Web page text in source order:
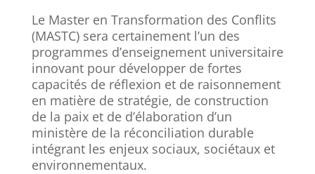
Le Master en Transformation des Conflits
(MASTC) sera certainement l’un des
programmes d’enseignement universitaire
innovant pour développer de fortes
capacités de réflexion et de raisonnement
en matière de stratégie, de construction
de la paix et de d’élaboration d’un
ministère de la réconciliation durable
intégrant les enjeux sociaux, sociétaux et
environnementaux.